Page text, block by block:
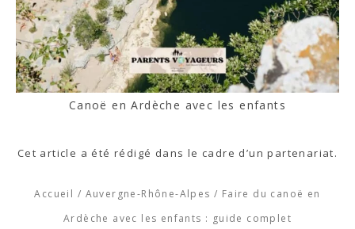
Canoë en Ardèche avec les enfants
Cet article a été rédigé dans le cadre d’un partenariat.
Accueil / Auvergne-Rhône-Alpes / Faire du canoë en
Ardèche avec les enfants : guide complet